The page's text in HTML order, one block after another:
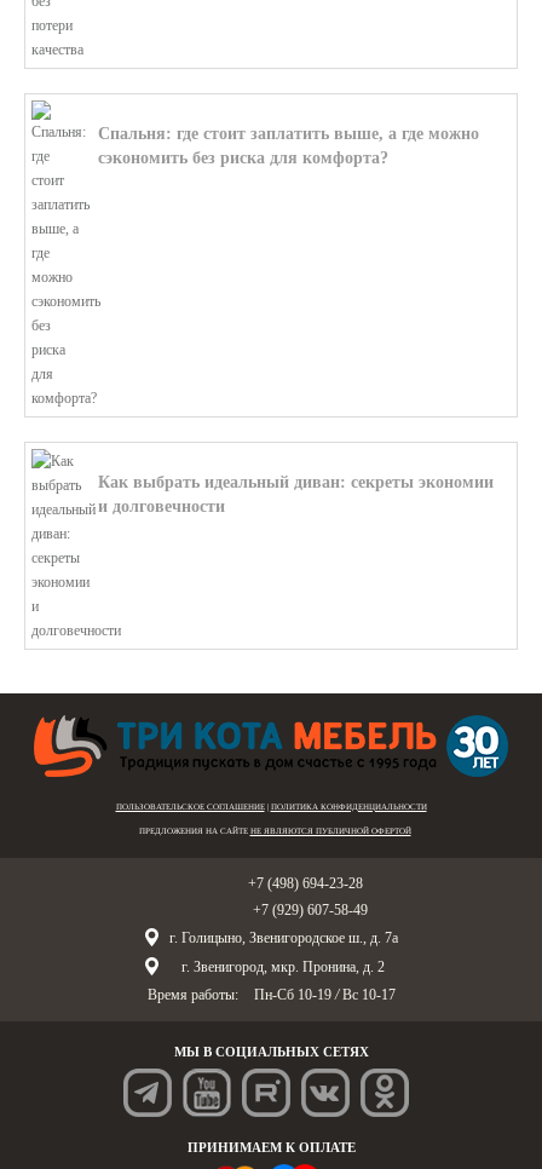
Спальня: где стоит заплатить выше, а где можно
сэкономить без риска для комфорта?
Как выбрать идеальный диван: секреты экономии
и долговечности
ПОЛЬЗОВАТЕЛЬСКОЕ СОГЛАШЕНИЕ| ПОЛИТИКА КОНФИДЕНЦИАЛЬНОСТИ
ПРЕДЛОЖЕНИЯ НА САЙТЕ НЕ ЯВЛЯЮТСЯ ПУБЛИЧНОЙ ОФЕРТОЙ
+7 (498) 694-23-28
+7 (929) 607-58-49
г. Голицыно, Звенигородское ш., д. 7а
г. Звенигород, мкр. Пронина, д. 2
Время работы:
Пн-Сб 10-19 / Вс 10-17
МЫ В СОЦИАЛЬНЫХ СЕТЯХ
ПРИНИМАЕМ К ОПЛАТЕ